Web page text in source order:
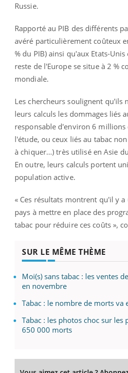
Russie.
Rapporté au PIB des différents
avéré particulièrement coûteux
% du PIB) ainsi qu'aux Etats-Unis
reste de l'Europe se situe à 2 %
mondiale.
Les chercheurs soulignent qu'ils
leurs calculs les dommages liés
responsable d'environ 6
l'étude, ou ceux liés au tabac
à chiquer...) très utilisé en Asie
En outre, leurs calculs portent
population active.
« Ces résultats montrent qu'il y
pays à mettre en place des
tabac pour réduire ces coûts »,
SUR LE MÊME THÈME
Moi(s) sans tabac : les ventes
en novembre
Tabac : le nombre de morts va
Tabac : les photos choc sur les
650 000 morts